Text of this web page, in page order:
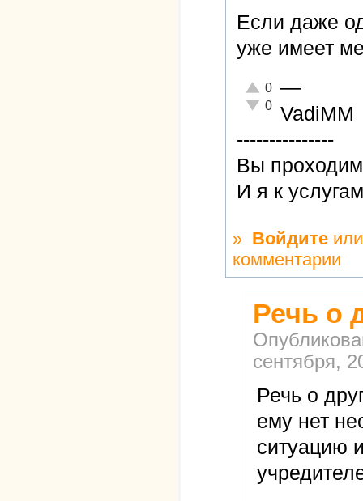
Если даже
уже имеет
Отлично!
0
Неадекватно!
0
—
VadiMM
---------------
Вы
И я к
» Войдите
комментарии
Речь о
сентября,
Речь о
ему нет
ситуацию